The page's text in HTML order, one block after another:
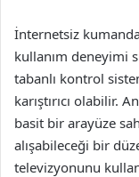
İnternetsiz
kullanım deneyimi
tabanlı kontrol
karıştırıcı olabilir.
basit bir arayüze
alışabileceği bir
televizyonunu